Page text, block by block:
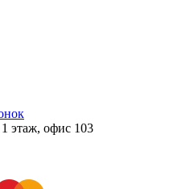
этаж, офис 103